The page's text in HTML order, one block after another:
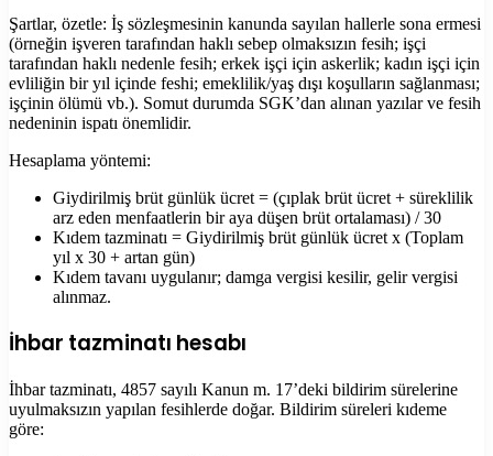
Şartlar, özetle: İş sözleşmesinin kanunda sayılan hallerle sona ermesi
(örneğin işveren tarafından haklı sebep olmaksızın fesih; işçi
tarafından haklı nedenle fesih; erkek işçi için askerlik; kadın işçi için
evliliğin bir yıl içinde feshi; emeklilik/yaş dışı koşulların sağlanması;
işçinin ölümü vb.). Somut durumda SGK’dan alınan yazılar ve fesih
nedeninin ispatı önemlidir.
Hesaplama yöntemi:
Giydirilmiş brüt günlük ücret = (çıplak brüt ücret + süreklilik
arz eden menfaatlerin bir aya düşen brüt ortalaması) / 30
Kıdem tazminatı = Giydirilmiş brüt günlük ücret x (Toplam
yıl x 30 + artan gün)
Kıdem tavanı uygulanır; damga vergisi kesilir, gelir vergisi
alınmaz.
İhbar tazminatı hesabı
İhbar tazminatı, 4857 sayılı Kanun m. 17’deki bildirim sürelerine
uyulmaksızın yapılan fesihlerde doğar. Bildirim süreleri kıdeme
göre: